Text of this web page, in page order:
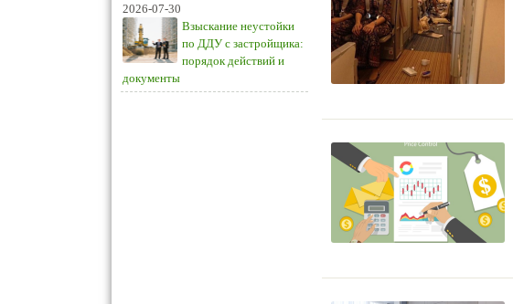
2026-07-30
Взыскание неустойки
по ДДУ с застройщика:
порядок действий и
документы